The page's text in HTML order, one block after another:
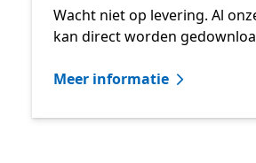
Wacht niet op levering. Al
kan direct worden
Meer informatie